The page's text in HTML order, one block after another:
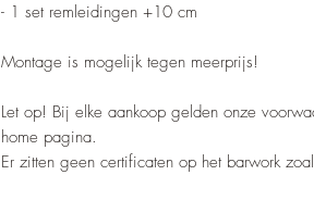
- 1 set remleidingen +10 cm
Montage is mogelijk tegen meerprijs!
Let op! Bij elke aankoop gelden onze
home pagina.
Er zitten geen certificaten op het barwork